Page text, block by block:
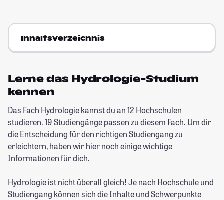
Inhaltsverzeichnis
Lerne das Hydrologie-Studium
kennen
Das Fach Hydrologie kannst du an 12 Hochschulen
studieren. 19 Studiengänge passen zu diesem Fach. Um dir
die Entscheidung für den richtigen Studiengang zu
erleichtern, haben wir hier noch einige wichtige
Informationen für dich.
Hydrologie ist nicht überall gleich! Je nach Hochschule und
Studiengang können sich die Inhalte und Schwerpunkte